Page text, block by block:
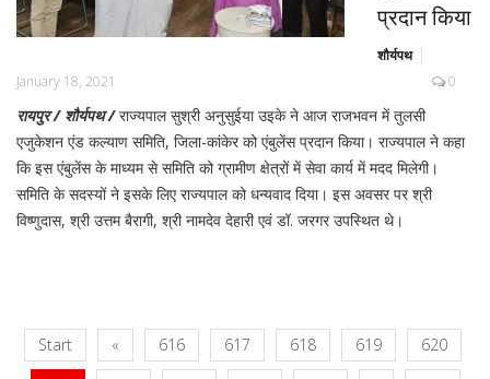
प्रदान किया
शौर्यपथ
January 18, 2021
0
रायपुर / शौर्यपथ / राज्यपाल सुश्री अनुसुईया उइके ने आज राजभवन में तुलसी
एजुकेशन एंड कल्याण समिति, जिला-कांकेर को एंबुलेंस प्रदान किया। राज्यपाल ने कहा
कि इस एंबुलेंस के माध्यम से समिति को ग्रामीण क्षेत्रों में सेवा कार्य में मदद मिलेगी।
समिति के सदस्यों ने इसके लिए राज्यपाल को धन्यवाद दिया। इस अवसर पर श्री
विष्णुदास, श्री उत्तम बैरागी, श्री नामदेव देहारी एवं डॉ. जरगर उपस्थित थे।
Start « 616 617 618 619
620